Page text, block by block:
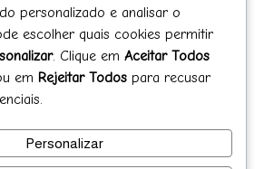
novidades!!
Send
personalizado e analisar o
escolher quais cookies permitir
. Clique em Aceitar Todos
em Rejeitar Todos para recusar
Personalizar